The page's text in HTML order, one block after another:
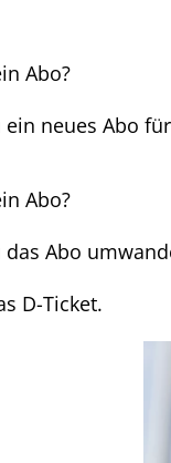
Abo?
neues Abo
Abo?
Abo
D-Ticket.